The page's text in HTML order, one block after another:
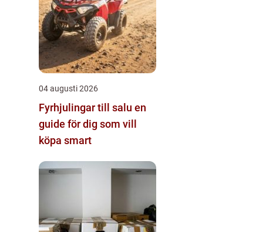
04 augusti 2026
Fyrhjulingar till salu en
guide för dig som vill
köpa smart